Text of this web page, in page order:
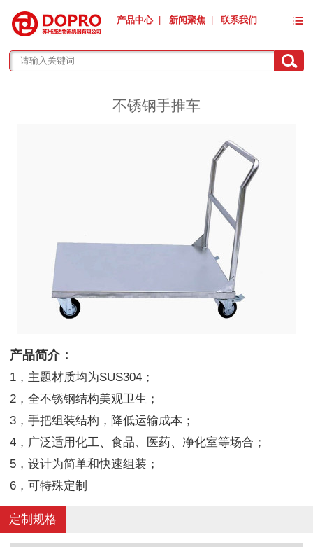
产品中心 新闻聚焦 联系我们
不锈钢手推车
产品简介：
1，主题材质均为SUS304；
2，全不锈钢结构美观卫生；
3，手把组装结构，降低运输成本；
4，广泛适用化工、食品、医药、净化室等场合；
5，设计为简单和快速组装；
6，可特殊定制
定制规格